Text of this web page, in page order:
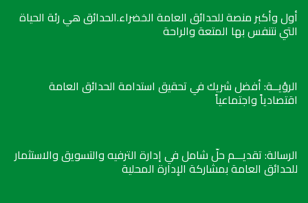
أول وأكبر منصة للحدائق العامة الخضراء.الحدائق هي رئة الحياة
التي نتنفس بها المتعة والراحة
الرؤيــة: أفضل شريك في تحقيق استدامة الحدائق العامة
اقتصادياً واجتماعياً
الرسالة: تقديـــم حلّ شامل في إدارة الترفيه والتسويق والاستثمار
للحدائق العامة بمشاركة الإدارة المحلية